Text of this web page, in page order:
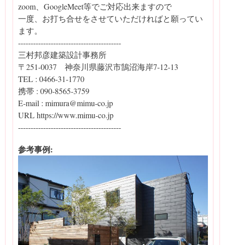
zoom、GoogleMeet等でご対応出来ますので
一度、お打ち合せをさせていただければと願ってい
ます。
-----------------------------------------
三村邦彦建築設計事務所
〒251-0037 神奈川県藤沢市鵠沼海岸7-12-13
TEL : 0466-31-1770
携帯 : 090-8565-3759
E-mail : mimura@mimu-co.jp
URL https://www.mimu-co.jp
-----------------------------------------
参考事例: